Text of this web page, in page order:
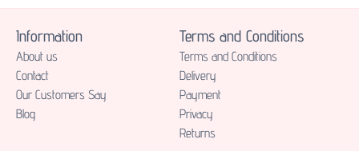
Information
About us
Contact
Our Customers Say
Blog
Terms and Conditions
Terms and Conditions
Delivery
Payment
Privacy
Returns